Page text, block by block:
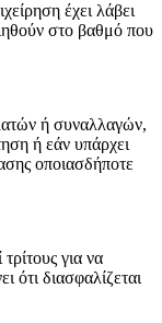
έχει λάβει
στο βαθμό που
ή συναλλαγών,
ή εάν υπάρχει
οποιασδήποτε
για να
ότι διασφαλίζεται